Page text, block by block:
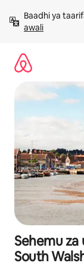
kwenda
kwenye
Baadhi ya
awali
Sehemu za
South